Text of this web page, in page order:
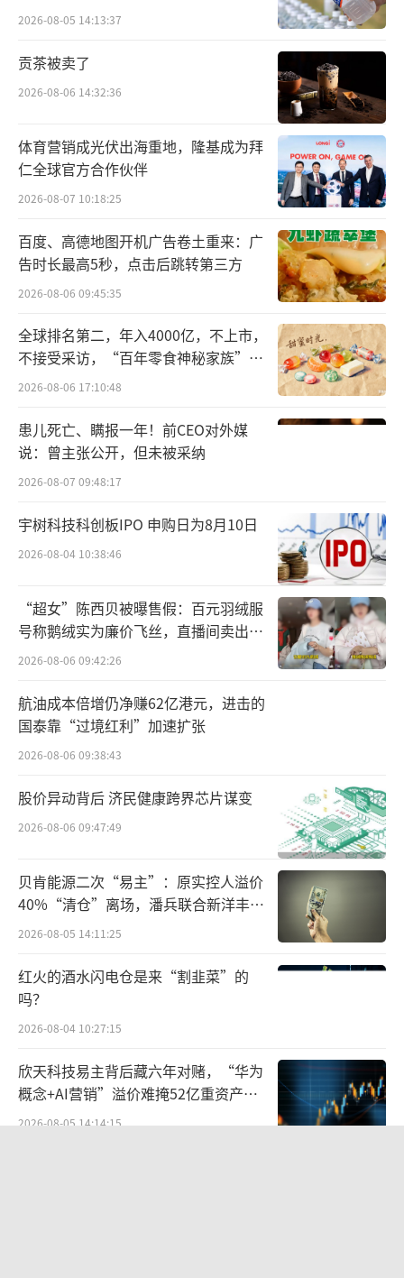
线上平台，批量挂牌抵债房源，涵盖住宅、公
寓、商铺、写字楼等多类别，也使得“银行直
售现房”频频刷屏社交平台。
在此之前，银行处置不良不动产，长期依
赖两条老路：要么走司法拍卖，要么打包低价
转让给资产管理公司。由银行“下场”作为出
中间折价损耗，也成为不良资产另一处置渠
道。对宁夏银行而言，虽然资产质量仍在可控
范围内，但风险警报已然拉响。截至2025年
末，该行不良率为2.19%，较上年末的2.20%
有所压降；不过，关注类贷款是信贷风险的前
置蓄水池，也是预判坏账走势最核心的先行指
标。截至去年末，宁夏银行关注类贷款占比飙
升至4.69%，较上年末抬升0.45个百分点。
出，房产产权直接属于银行，对比司法拍卖，
各类隐性债权、租赁纠纷更少，交易流程更简
单，回款效率也更高。单独售卖单套房产不用
像资产包那样大幅折价，能减少账面损耗，线
上统一公示房源信息，还能省下线下接待的人
力成本。
王蓬博进一步指出，关注类贷款本身就是
理存量关注客户，短期资金周转困难的办理展
期重组，无还款能力的提前保全抵押物。同时
严控高风险行业新增授信，常态化监控贷款迁
徙数据，加快抵债资产处置，增厚风险缓冲空
间。
原银川市商业银行，是由宁夏回族自治区、银
川市两级政府、企业及个人入股组建的一家股
份制商业银行。2007年12月20日，经监管部门
批准，银川市商业银行正式更名为宁夏银行，
2026-08-05 14:13:37
贡茶被卖了
2026-08-06 14:32:36
体育营销成光伏出海重地，隆基成为拜
仁全球官方合作伙伴
2026-08-07 10:18:25
百度、高德地图开机广告卷土重来：广
告时长最高5秒，点击后跳转第三方
2026-08-06 09:45:35
全球排名第二，年入4000亿，不上市，
不接受采访，“百年零食神秘家族”浮
出水面？
2026-08-06 17:10:48
患儿死亡、瞒报一年！前CEO对外媒
说：曾主张公开，但未被采纳
2026-08-07 09:48:17
宇树科技科创板IPO 申购日为8月10日
2026-08-04 10:38:46
“超女”陈西贝被曝售假：百元羽绒服
号称鹅绒实为廉价飞丝，直播间卖出超
百万元
2026-08-06 09:42:26
航油成本倍增仍净赚62亿港元，进击的
国泰靠“过境红利”加速扩张
2026-08-06 09:38:43
股价异动背后 济民健康跨界芯片谋变
2026-08-06 09:47:49
贝肯能源二次“易主”：原实控人溢价
40%“清仓”离场，潘兵联合新洋丰、
宏科百世拟入主
2026-08-05 14:11:25
红火的酒水闪电仓是来“割韭菜”的
吗？
2026-08-04 10:27:15
欣天科技易主背后藏六年对赌，“华为
概念+AI营销”溢价难掩52亿重资产考
验
2026-08-05 14:14:15